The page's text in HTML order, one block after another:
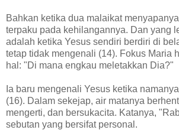
Bahkan ketika dua malaikat
terpaku pada kehilangannya. Dan yang
adalah ketika Yesus sendiri berdiri di
tetap tidak mengenali (14). Fokus Maria
hal: "Di mana engkau meletakkan Dia?"
Ia baru mengenali Yesus ketika
(16). Dalam sekejap, air matanya
mengerti, dan bersukacita. Katanya,
sebutan yang bersifat personal.